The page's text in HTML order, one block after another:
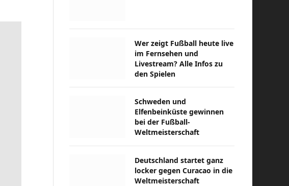
Wer zeigt Fußball heute live
im Fernsehen und
Livestream? Alle Infos zu
den Spielen
Schweden und
Elfenbeinküste gewinnen
bei der Fußball-
Weltmeisterschaft
Deutschland startet ganz
locker gegen Curacao in die
Weltmeisterschaft